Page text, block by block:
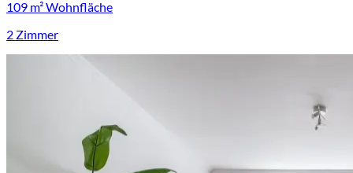
109 m² Wohnfläche
2 Zimmer